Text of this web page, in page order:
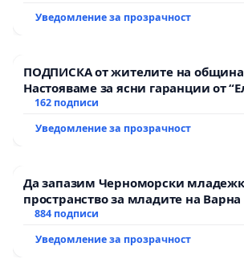
Уведомление за прозрачност
ПОДПИСКА от жителите на община
Настояваме за ясни гаранции от
АД и от държавата, че ще се
162 подписи
Уведомление за прозрачност
Да запазим Черноморски
пространство за младите на Варна
884 подписи
Уведомление за прозрачност